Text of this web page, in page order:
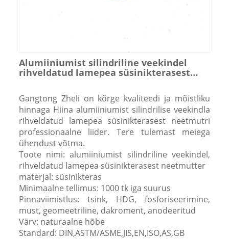
Alumiiniumist silindriline veekindel
rihveldatud lamepea süsinikterasest
Gangtong Zheli on kõrge kvaliteedi ja mõistliku
hinnaga Hiina alumiiniumist silindrilise veekindla
rihveldatud lamepea süsinikterasest neetmutri
professionaalne liider. Tere tulemast meiega
ühendust võtma.
Toote nimi: alumiiniumist silindriline veekindel,
rihveldatud lamepea süsinikterasest neetmutter
materjal: süsinikteras
Minimaalne tellimus: 1000 tk iga suurus
Pinnaviimistlus: tsink, HDG, fosforiseerimine,
must, geomeetriline, dakroment, anodeeritud
Värv: naturaalne hõbe
Standard: DIN,ASTM/ASME,JIS,EN,ISO,AS,GB